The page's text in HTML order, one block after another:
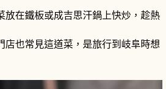
放在鐵板或成吉思汗鍋上快炒，趁熱
店也常見這道菜，是旅行到岐阜時想